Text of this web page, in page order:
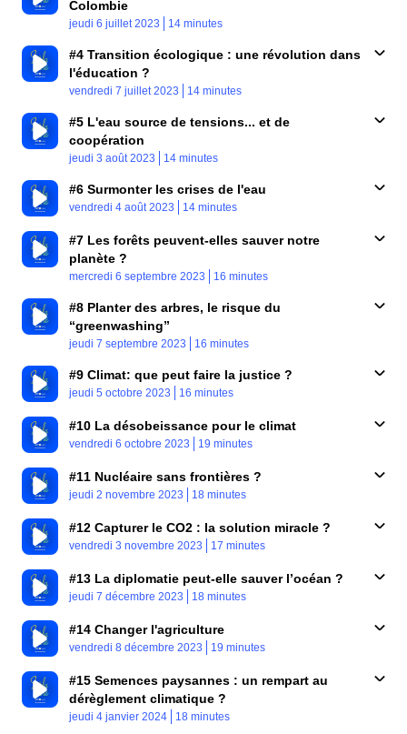
Colombie
Published At
jeudi 6 juillet 2023 Time
14 minutes
#4 Transition écologique : une révolution dans
l'éducation ?
Published At
vendredi 7 juillet 2023 Time
14 minutes
#5 L'eau source de tensions... et de
coopération
Published At
jeudi 3 août 2023 Time
14 minutes
#6 Surmonter les crises de l'eau
Published At
vendredi 4 août 2023 Time
14 minutes
#7 Les forêts peuvent-elles sauver notre
planète ?
Published At
mercredi 6 septembre 2023 Time
16 minutes
#8 Planter des arbres, le risque du
“greenwashing”
Published At
jeudi 7 septembre 2023 Time
16 minutes
#9 Climat: que peut faire la justice ?
Published At
jeudi 5 octobre 2023 Time
16 minutes
#10 La désobeissance pour le climat
Published At
vendredi 6 octobre 2023 Time
19 minutes
#11 Nucléaire sans frontières ?
Published At
jeudi 2 novembre 2023 Time
18 minutes
#12 Capturer le CO2 : la solution miracle ?
Published At
vendredi 3 novembre 2023 Time
17 minutes
#13 La diplomatie peut-elle sauver l’océan ?
Published At
jeudi 7 décembre 2023 Time
18 minutes
#14 Changer l'agriculture
Published At
vendredi 8 décembre 2023 Time
19 minutes
#15 Semences paysannes : un rempart au
dérèglement climatique ?
Published At
jeudi 4 janvier 2024 Time
18 minutes